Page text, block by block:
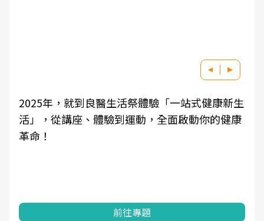
就到良醫生活祭體驗「一站式健康新生
講座、體驗到運動，全面啟動你的健康
良醫健康
學觀點與